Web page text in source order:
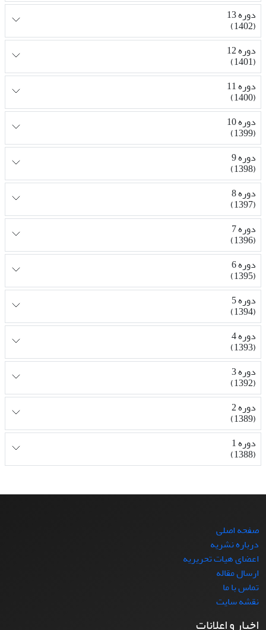
دوره 13
(1402)
دوره 12
(1401)
دوره 11
(1400)
دوره 10
(1399)
دوره 9
(1398)
دوره 8
(1397)
دوره 7
(1396)
دوره 6
(1395)
دوره 5
(1394)
دوره 4
(1393)
دوره 3
(1392)
دوره 2
(1389)
دوره 1
(1388)
صفحه اصلی
درباره نشریه
اعضای هیات تحریریه
ارسال مقاله
تماس با ما
نقشه سایت
اخبار و اعلانات